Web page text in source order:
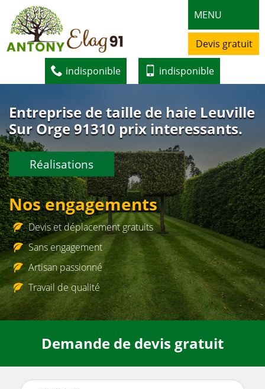
MENU
Devis gratuit
indisponible indisponible
Entreprise de taille de haie Leuville
Sur Orge 91310 prix interessants.
Réalisations
Nos engagements
Devis et déplacement gratuits
Sans engagement
Artisan passionné
Travail de qualité
Demande de devis gratuit